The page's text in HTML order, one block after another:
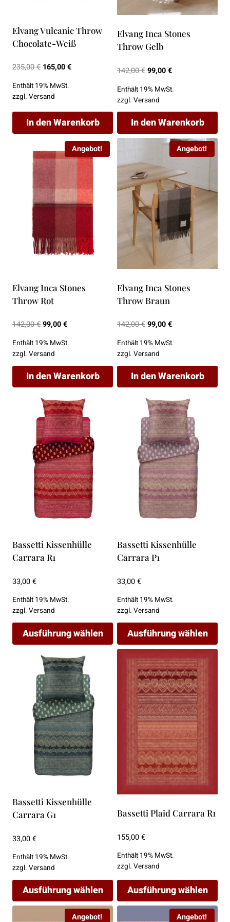
Elvang Vulcanic Throw
Chocolate-Weiß
235,00€ Ursprünglicher
war:
235,00 €
165,00€Aktueller
Enthält 19% MwSt.
zzgl. Versand
In den Warenkorb
Elvang Inca Stones
Throw Gelb
142,00€Ursprünglicher
war:
142,00 €
99,00€Aktueller
ist:
Enthält 19% MwSt.
zzgl. Versand
In den Warenkorb
Angebot!
Elvang Inca Stones
Throw Rot
142,00€Ursprünglicher
war:
142,00 €
99,00€Aktueller
ist:
Enthält 19% MwSt.
zzgl. Versand
In den Warenkorb
Angebot!
Elvang Inca Stones
Throw Braun
142,00€Ursprünglicher
war:
142,00 €
99,00€Aktueller
ist:
Enthält 19% MwSt.
zzgl. Versand
In den Warenkorb
Bassetti Kissenhülle
Carrara R1
33,00€
Enthält 19% MwSt.
zzgl. Versand
Ausführung wählen
Produkt
mehrere
Varianten
Optionen
können
Produktseite
gewählt
Bassetti Kissenhülle
Carrara P1
33,00€
Enthält 19% MwSt.
zzgl. Versand
Ausführung wählen
Dieses
Produkt
weist
mehrere
Varianten
Optionen
können
auf
gewählt
werden
Bassetti Kissenhülle
Carrara G1
33,00€
Enthält 19% MwSt.
zzgl. Versand
Ausführung wählen
Dieses
Bassetti Plaid Carrara R1
155,00€
Enthält 19% MwSt.
zzgl. Versand
Ausführung wählen
Dieses
Angebot! Angebot!